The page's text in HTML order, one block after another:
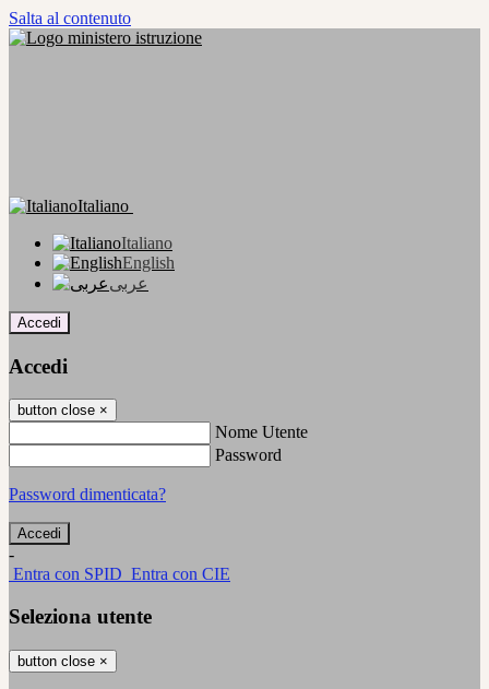
Salta al contenuto
Italiano
Italiano
English
عربى
Accedi
Accedi
button close ×
Nome Utente
Password
Password dimenticata?
-
Entra con SPID Entra con CIE
Seleziona utente
button close ×